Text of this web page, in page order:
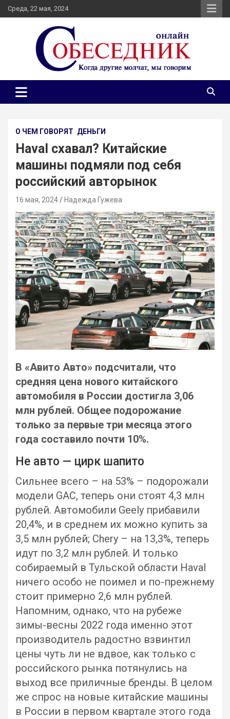
Skip
to
Среда, 22 мая, 2024
Собеседник онлайн
Собеседник. Журналистские расследования, специальные
репортажи и эксклюзивные интервью.
О ЧЕМ ГОВОРЯТ ДЕНЬГИ
Haval схавал? Китайские
машины подмяли под себя
российский авторынок
16 мая, 2024 Надежда Гужева
В «Авито Авто» подсчитали, что
средняя цена нового китайского
автомобиля в России достигла 3,06
млн рублей. Общее подорожание
только за первые три месяца этого
года составило почти 10%.
Не авто — цирк шапито
Сильнее всего – на 53% – подорожали
модели GAC, теперь они стоят 4,3 млн
рублей. Автомобили Geely прибавили
20,4%, и в среднем их можно купить за
3,5 млн рублей; Chery – на 13,3%, теперь
идут по 3,2 млн рублей. И только
собираемый в Тульской области Haval
ничего особо не поимел и по-прежнему
стоит примерно 2,6 млн рублей.
Напомним, однако, что на рубеже
зимы-весны 2022 года именно этот
производитель радостно взвинтил
цены чуть ли не вдвое, как только с
российского рынка потянулись на
выход все приличные бренды. В целом
же спрос на новые китайские машины
в России в первом квартале этого года